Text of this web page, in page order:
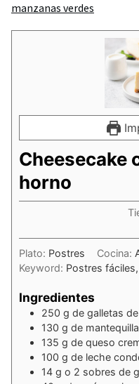
manzanas verdes
Cheesecake
horno
Plato: Postres Cocina:
Keyword: Postres
Ingredientes
250 g de galletas
130 g de
135 g de queso
100 g de leche
14 g o 2 sobres de